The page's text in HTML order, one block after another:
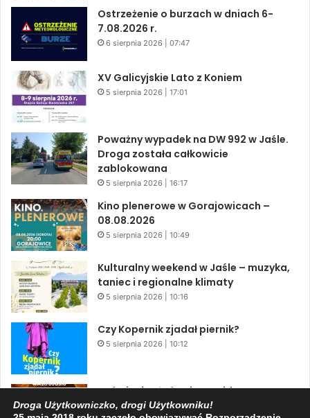
Ostrzeżenie o burzach w dniach 6-
7.08.2026 r.
6 sierpnia 2026 | 07:47
XV Galicyjskie Lato z Koniem
5 sierpnia 2026 | 17:01
Poważny wypadek na DW 992 w Jaśle.
Droga została całkowicie
zablokowana
5 sierpnia 2026 | 16:17
Kino plenerowe w Gorajowicach –
08.08.2026
5 sierpnia 2026 | 10:49
Kulturalny weekend w Jaśle – muzyka,
taniec i regionalne klimaty
5 sierpnia 2026 | 10:16
Czy Kopernik zjadał piernik?
5 sierpnia 2026 | 10:12
Zaćmienie Słońca i Perseidy. Dwa
niesamowite zjawiska astronomiczne
Droga Użytkowniczko, drogi Użytkowniku!